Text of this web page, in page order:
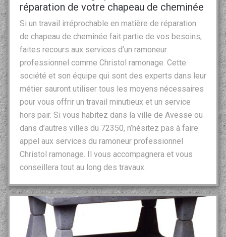
réparation de votre chapeau de cheminée
Si un travail irréprochable en matière de réparation
de chapeau de cheminée fait partie de vos besoins,
faites recours aux services d’un ramoneur
professionnel comme Christol ramonage. Cette
société et son équipe qui sont des experts dans leur
métier sauront utiliser tous les moyens nécessaires
pour vous offrir un travail minutieux et un service
hors pair. Si vous habitez dans la ville de Avesse ou
dans d’autres villes du 72350, n’hésitez pas à faire
appel aux services du ramoneur professionnel
Christol ramonage. Il vous accompagnera et vous
conseillera tout au long des travaux.